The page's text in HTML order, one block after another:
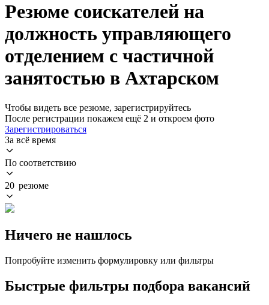
Резюме соискателей на
должность управляющего
отделением с частичной
занятостью в Ахтарском
Чтобы видеть все резюме, зарегистрируйтесь
После регистрации покажем ещё 2 и откроем фото
Зарегистрироваться
За всё время
По соответствию
20 резюме
Ничего не нашлось
Попробуйте изменить формулировку или фильтры
Быстрые фильтры подбора вакансий